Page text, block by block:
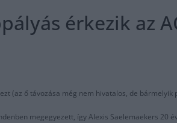
érkezik az
(az ő távozása még nem hivatalos, de
megegyezett, így Alexis Saelemaekers